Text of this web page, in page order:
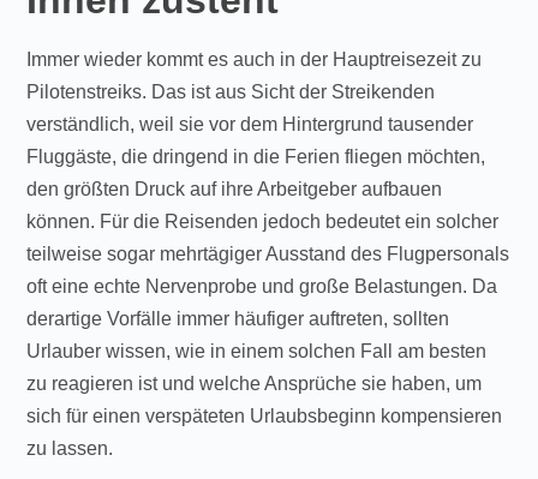
Immer wieder kommt es auch in der Hauptreisezeit zu
Pilotenstreiks. Das ist aus Sicht der Streikenden
verständlich, weil sie vor dem Hintergrund tausender
Fluggäste, die dringend in die Ferien fliegen möchten,
den größten Druck auf ihre Arbeitgeber aufbauen
können. Für die Reisenden jedoch bedeutet ein solcher
teilweise sogar mehrtägiger Ausstand des Flugpersonals
oft eine echte Nervenprobe und große Belastungen. Da
derartige Vorfälle immer häufiger auftreten, sollten
Urlauber wissen, wie in einem solchen Fall am besten
zu reagieren ist und welche Ansprüche sie haben, um
sich für einen verspäteten Urlaubsbeginn kompensieren
zu lassen.